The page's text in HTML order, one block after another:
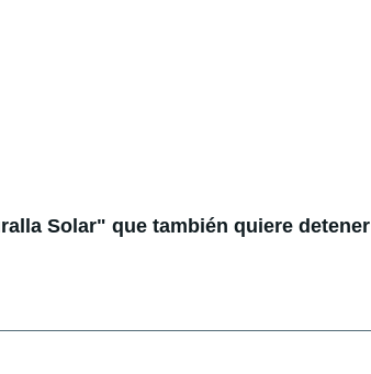
Solar" que también quiere detener